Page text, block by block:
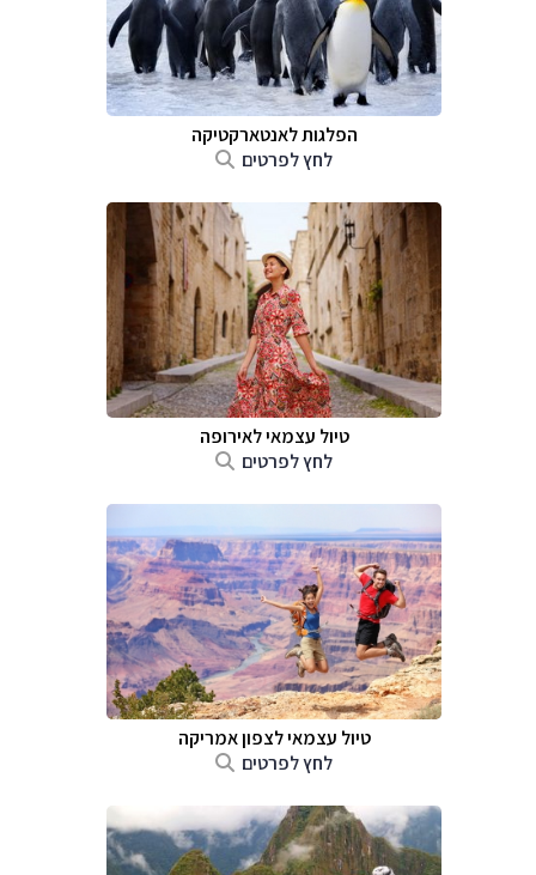
הפלגות לאנטארקטיקה
לחץ לפרטים
טיול עצמאי לאירופה
לחץ לפרטים
טיול עצמאי לצפון אמריקה
לחץ לפרטים